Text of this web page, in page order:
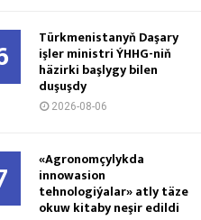
Türkmenistanyň Daşary
işler ministri ÝHHG-niň
häzirki başlygy bilen
duşuşdy
2026-08-06
«Agronomçylykda
innowasion
tehnologiýalar» atly täze
okuw kitaby neşir edildi